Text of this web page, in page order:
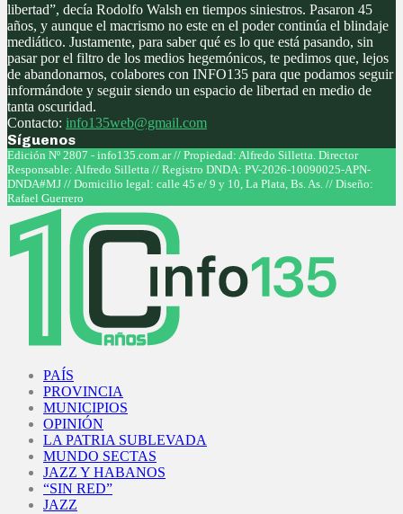
libertad”, decía Rodolfo Walsh en tiempos siniestros. Pasaron 45
años, y aunque el macrismo no este en el poder continúa el blindaje
mediático. Justamente, para saber qué es lo que está pasando, sin
pasar por el filtro de los medios hegemónicos, te pedimos que, lejos
de abandonarnos, colabores con INFO135 para que podamos seguir
informándote y seguir siendo un espacio de libertad en medio de
tanta oscuridad.
Contacto: info135web@gmail.com
Síguenos
Facebook
Twitter
Instagram
Youtube
Edición Nº 2807 - info135.com.ar // Propiedad: Alfredo Silletta. Director
Responsable: Alfredo Silletta // Registro DNDA: PV-2026-10090025-APN-
DNDA#MJ // Domicilio legal: calle 45 e/ 9 y 10, La Plata, Bs. As. // Diseño:
Rafael Guerrero
PAÍS
PROVINCIA
MUNICIPIOS
OPINIÓN
LA PATRIA SUBLEVADA
MUNDO SECTAS
JAZZ Y HABANOS
“SIN RED”
JAZZ